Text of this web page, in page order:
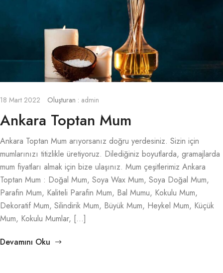
18 Mart 2022 Oluşturan : admin
Ankara Toptan Mum
Ankara Toptan Mum arıyorsanız doğru yerdesiniz. Sizin için
mumlarınızı titizlikle üretiyoruz. Dilediğiniz boyutlarda, gramajlarda
mum fiyatları almak için bize ulaşınız. Mum çeşitlerimiz Ankara
Toptan Mum : Doğal Mum, Soya Wax Mum, Soya Doğal Mum,
Parafin Mum, Kaliteli Parafin Mum, Bal Mumu, Kokulu Mum,
Dekoratif Mum, Silindirik Mum, Büyük Mum, Heykel Mum, Küçük
Mum, Kokulu Mumlar, […]
Devamını Oku